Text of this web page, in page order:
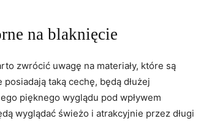
na blaknięcie
zwrócić uwagę na materiały, które są
taką cechę, będą dłużej
pięknego wyglądu pod wpływem
wyglądać świeżo i atrakcyjnie przez długi